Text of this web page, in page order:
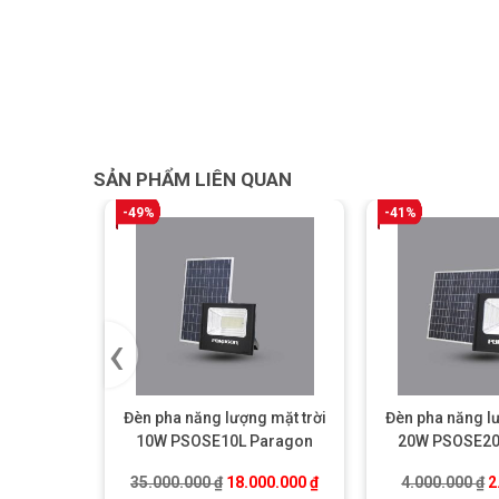
SẢN PHẨM LIÊN QUAN
-49%
Đèn pha năng lượng mặt trời
10W PSOSE10L Paragon
35.000.000₫ Giá gốc là: 35.000.000 ₫.
18.000.000₫Giá hiện tại là:
-41%
Đèn pha năng
20W
4.000.000₫
‹